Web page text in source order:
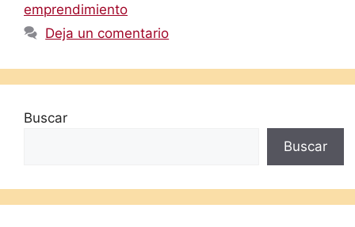
emprendimiento
Deja un comentario
Buscar
Buscar